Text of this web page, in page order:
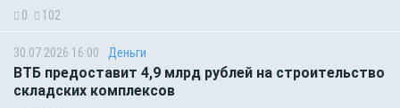
0 102
30.07.2026 16:00 Деньги
ВТБ предоставит 4,9 млрд рублей на строительство
складских комплексов